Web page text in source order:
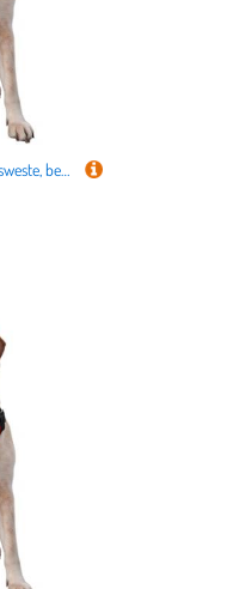
Seals on Ice Haustier-Traktionsweste, bedruckt, klein, ideal für Spaziergänge mit dem Hund, Wandern, tägliche Reisen